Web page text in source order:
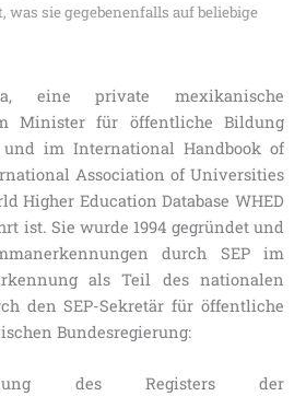
sie gegebenenfalls auf beliebige
eine private mexikanische
Minister für öffentliche Bildung
und im International Handbook of
Association of Universities
Higher Education Database WHED
ist. Sie wurde 1994 gegründet und
durch SEP im
als Teil des nationalen
den SEP-Sekretär für öffentliche
Bundesregierung:
des Registers der